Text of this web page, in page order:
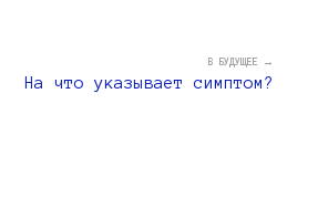
В БУДУЩЕЕ →
На что указывает симптом?